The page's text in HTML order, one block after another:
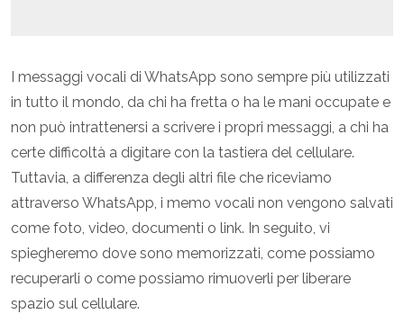
I messaggi vocali di WhatsApp sono sempre più utilizzati
in tutto il mondo, da chi ha fretta o ha le mani occupate e
non può intrattenersi a scrivere i propri messaggi, a chi ha
certe difficoltà a digitare con la tastiera del cellulare.
Tuttavia, a differenza degli altri file che riceviamo
attraverso WhatsApp, i memo vocali non vengono salvati
come foto, video, documenti o link. In seguito, vi
spiegheremo dove sono memorizzati, come possiamo
recuperarli o come possiamo rimuoverli per liberare
spazio sul cellulare.